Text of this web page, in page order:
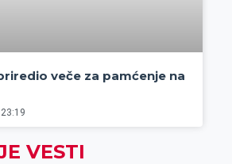
veče za pamćenje na
23:19
VESTI